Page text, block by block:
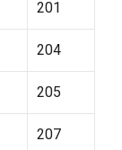
201
204
205
207